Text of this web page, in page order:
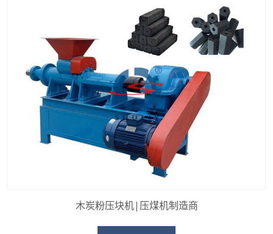
木炭粉压块机|压煤机制造商